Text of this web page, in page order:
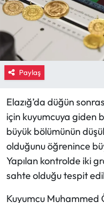
Paylaş
Elazığ’da düğün
için kuyumcuya giden
büyük bölümünün
olduğunu öğrenince
Yapılan kontrolde iki
sahte olduğu tespit
Kuyumcu Muhammed
Güncel
İskilip Haberleri
Kargı Haberleri
Kültür Sanat
Laçin Haberleri
Magazin
Mecitözü Haberleri